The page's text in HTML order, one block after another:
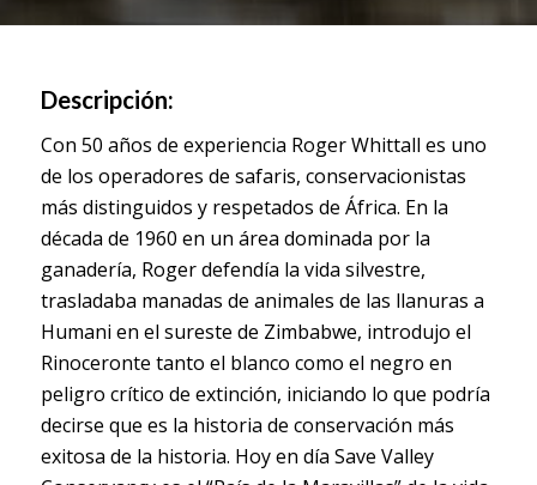
Descripción:
Con 50 años de experiencia Roger Whittall es uno
de los operadores de safaris, conservacionistas
más distinguidos y respetados de África. En la
década de 1960 en un área dominada por la
ganadería, Roger defendía la vida silvestre,
trasladaba manadas de animales de las llanuras a
Humani en el sureste de Zimbabwe, introdujo el
Rinoceronte tanto el blanco como el negro en
peligro crítico de extinción, iniciando lo que podría
decirse que es la historia de conservación más
exitosa de la historia. Hoy en día Save Valley